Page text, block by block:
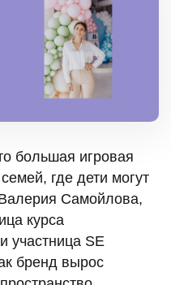
большая игровая
где дети могут
Самойлова,
курса
участница SE
бренд вырос